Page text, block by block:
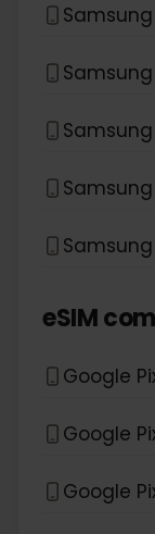
eSIM
Google
Google
Google